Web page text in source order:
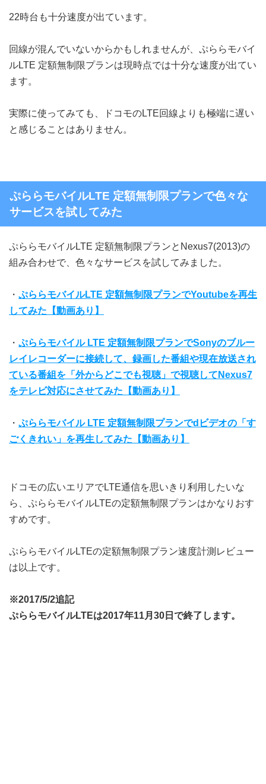
22時台も十分速度が出ています。
回線が混んでいないからかもしれませんが、ぷららモバイ
ルLTE 定額無制限プランは現時点では十分な速度が出てい
ます。
実際に使ってみても、ドコモのLTE回線よりも極端に遅い
と感じることはありません。
ぷららモバイルLTE 定額無制限プランで色々な
サービスを試してみた
ぷららモバイルLTE 定額無制限プランとNexus7(2013)の
組み合わせで、色々なサービスを試してみました。
・ ぷららモバイルLTE 定額無制限プランでYoutubeを再生
してみた【動画あり】
・ ぷららモバイル LTE 定額無制限プランでSonyのブルー
レイレコーダーに接続して、録画した番組や現在放送され
ている番組を「外からどこでも視聴」で視聴してNexus7
をテレビ対応にさせてみた【動画あり】
・ ぷららモバイル LTE 定額無制限プランでdビデオの「す
ごくきれい」を再生してみた【動画あり】
ドコモの広いエリアでLTE通信を思いきり利用したいな
ら、ぷららモバイルLTEの定額無制限プランはかなりおす
すめです。
ぷららモバイルLTEの定額無制限プラン速度計測レビュー
は以上です。
※2017/5/2追記
ぷららモバイルLTEは2017年11月30日で終了します。